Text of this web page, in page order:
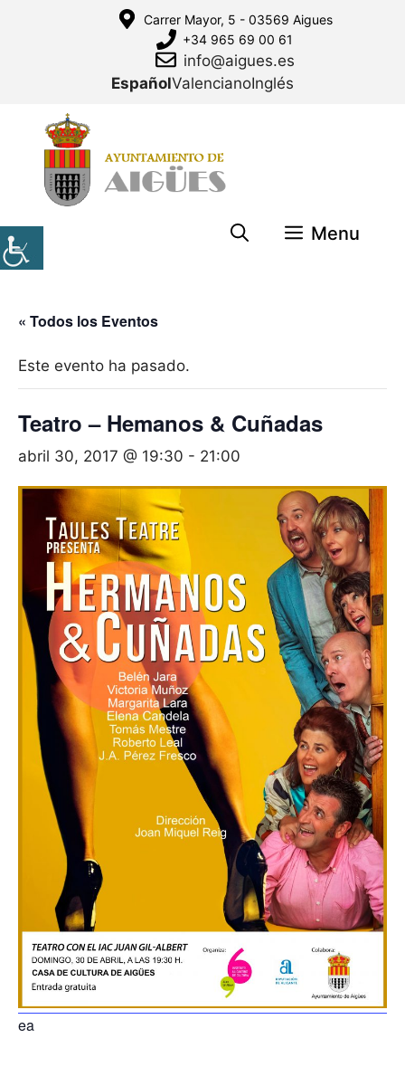
Carrer Mayor, 5 - 03569 Aigues
+34 965 69 00 61
info@aigues.es
EspañolValencianoInglés
Menu
« Todos los Eventos
Este evento ha pasado.
Teatro – Hemanos & Cuñadas
abril 30, 2017 @ 19:30 - 21:00
ea